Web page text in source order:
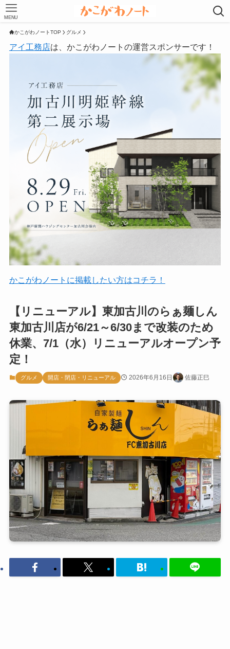
MENU
かこがわノートTOP グルメ
アイ工務店は、かこがわノートの運営スポンサーです！
かこがわノートに掲載したい方はコチラ！
【リニューアル】東加古川のらぁ麺しん
東加古川店が6/21～6/30まで改装のため
休業、7/1（水）リニューアルオープン予
定！
グルメ 開店・閉店・リニューアル 2026年6月16日 佐藤正巳